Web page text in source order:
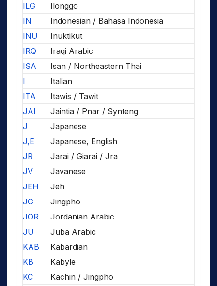
ILG
Ilonggo
IN
Indonesian / Bahasa Indonesia
INU
Inuktikut
IRQ
Iraqi Arabic
ISA
Isan / Northeastern Thai
I
Italian
ITA
Itawis / Tawit
JAI
Jaintia / Pnar / Synteng
J
Japanese
J,E
Japanese, English
JR
Jarai / Giarai / Jra
JV
Javanese
JEH
Jeh
JG
Jingpho
JOR
Jordanian Arabic
JU
Juba Arabic
KAB
Kabardian
KB
Kabyle
KC
Kachin / Jingpho